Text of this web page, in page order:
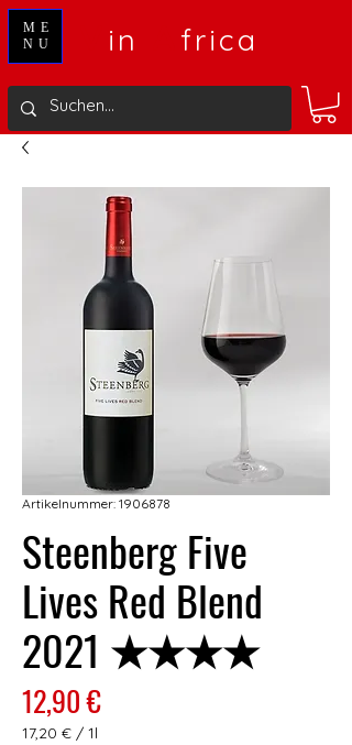
in frica
ME
NU
Artikelnummer: 1906878
Steenberg Five
Lives Red Blend
2021 ★★★★
12,90 €Preis
17,20 € / 1l